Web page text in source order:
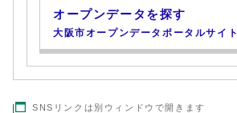
オープンデータを探す
大阪市オープンデータポータルサイト
SNSリンクは別ウィンドウで開きます